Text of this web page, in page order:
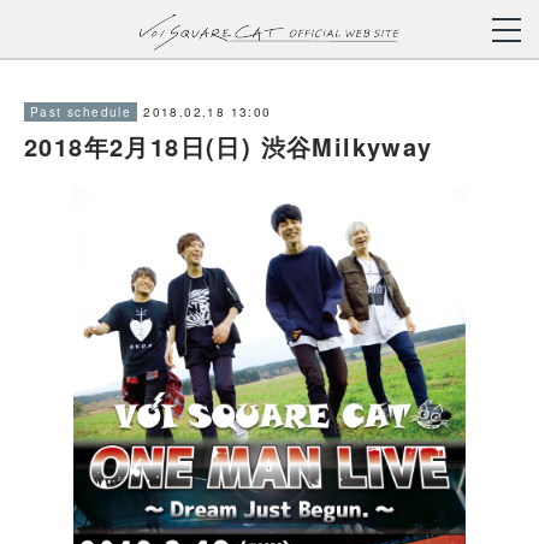
Past schedule 2018.02.18 13:00
2018年2月18日(日) 渋谷Milkyway